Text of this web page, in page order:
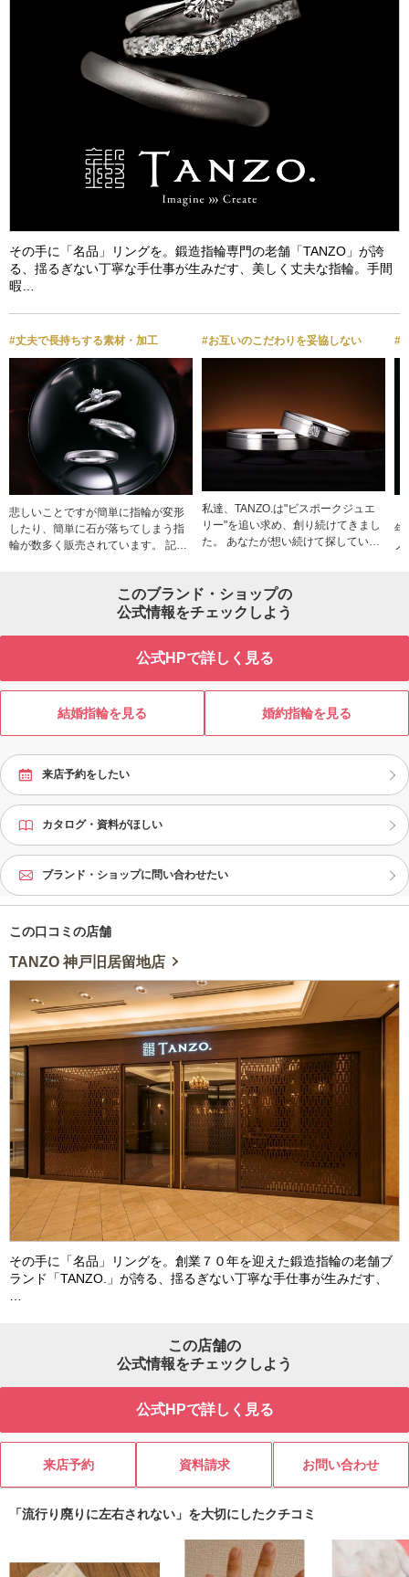
その手に「名品」リングを。鍛造指輪専門の老舗「TANZO」が誇
る、揺るぎない丁寧な手仕事が生みだす、美しく丈夫な指輪。手間
暇…
#丈夫で長持ちする素材・加工
悲しいことですが簡単に指輪が変形
したり、簡単に石が落ちてしまう指
輪が数多く販売されています。 記念
に貴重な金属ですが、決して硬い金
属ではありません。 そんな柔らかい
様が一生安心して身に付けられる指
輪をご提供するために、 全てを「鍛
#お互いのこだわりを妥協しない
私達、TANZO.は"ビスポークジュエ
リー"を追い求め、創り続けてきまし
た。 あなたが想い続けて探している
#
年
ノ
このブランド・ショップの
公式情報をチェックしよう
公式HPで詳しく見る
結婚指輪を見る 婚約指輪を見る
来店予約をしたい
カタログ・資料がほしい
ブランド・ショップに問い合わせたい
この口コミの店舗
TANZO 神戸旧居留地店
その手に「名品」リングを。創業７０年を迎えた鍛造指輪の老舗ブ
ランド「TANZO.」が誇る、揺るぎない丁寧な手仕事が生みだす、
この店舗の
公式情報をチェックしよう
公式HPで詳しく見る
来店予約 資料請求 お問い合わせ
「流行り廃りに左右されない」を大切にしたクチコミ